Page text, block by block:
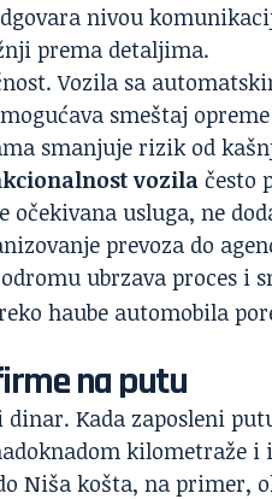
nivou
prema detaljima.
Vozila sa
smeštaj
smanjuje rizik od
vozila često
očekivana usluga, ne
prevoza do
ubrzava proces i
na putu
Kada zaposleni
kilometraže
Niša košta, na primer,